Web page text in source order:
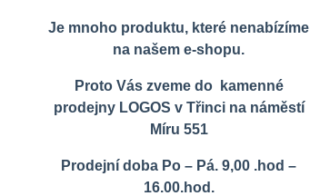
Je mnoho produktu, které nenabízíme
na našem e-shopu.
Proto Vás zveme do kamenné
prodejny LOGOS v Třinci na náměstí
Míru 551
Prodejní doba Po – Pá. 9,00 .hod –
16.00.hod.